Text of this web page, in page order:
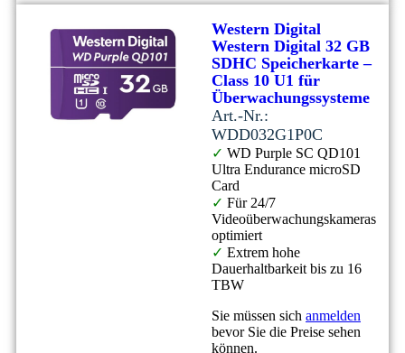
Western Digital
Western Digital 32 GB
SDHC Speicherkarte –
Class 10 U1 für
Überwachungssysteme
Art.-Nr.:
WDD032G1P0C
✓ WD Purple SC QD101
Ultra Endurance microSD
Card
✓ Für 24/7
Videoüberwachungskameras
optimiert
✓ Extrem hohe
Dauerhaltbarkeit bis zu 16
TBW
Sie müssen sich anmelden
bevor Sie die Preise sehen
können.